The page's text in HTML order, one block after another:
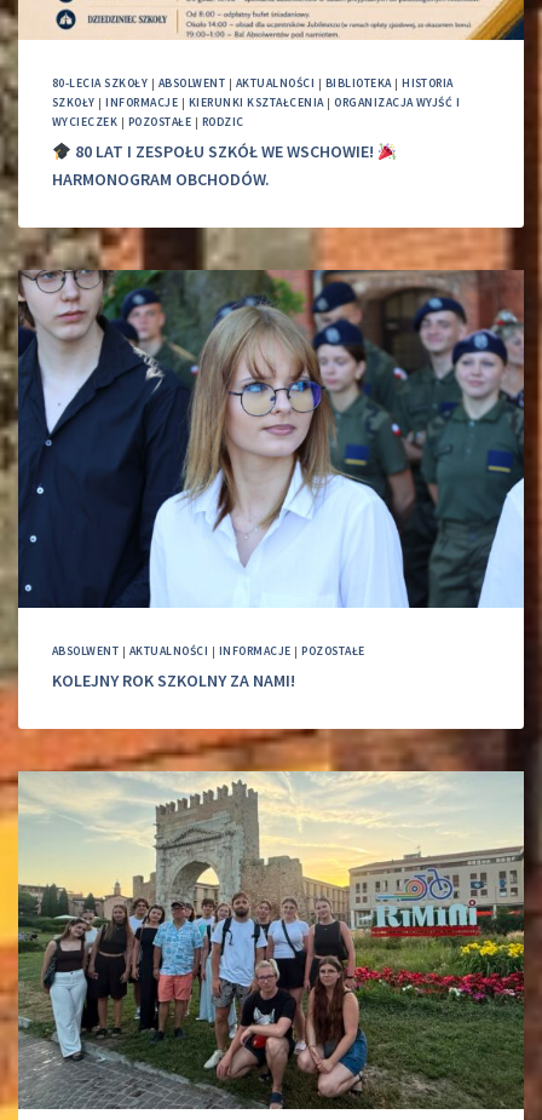
80-LECIA SZKOŁY | ABSOLWENT | AKTUALNOŚCI | BIBLIOTEKA|HISTORIA
SZKOŁY |INFORMACJE | KIERUNKI KSZTAŁCENIA|ORGANIZACJA WYJŚĆ I
WYCIECZEK | POZOSTAŁE | RODZIC
80 LAT I ZESPOŁU SZKÓŁ WE WSCHOWIE!
HARMONOGRAM OBCHODÓW.
ABSOLWENT | AKTUALNOŚCI | INFORMACJE |POZOSTAŁE
KOLEJNY ROK SZKOLNY ZA NAMI!